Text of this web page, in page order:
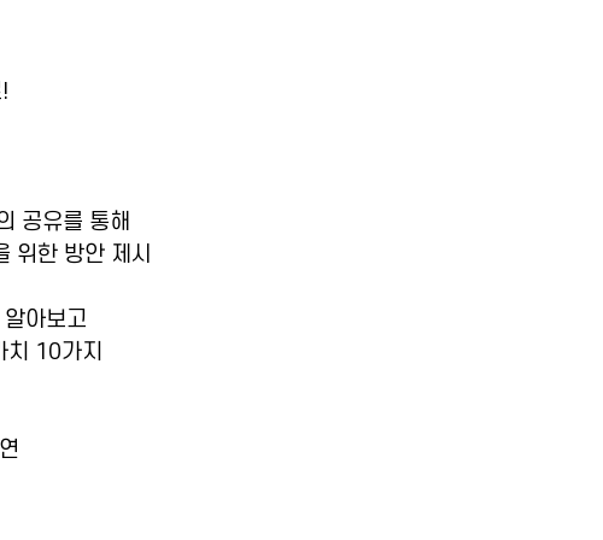
공유를 통해
위한 방안 제시
아보고
10가지